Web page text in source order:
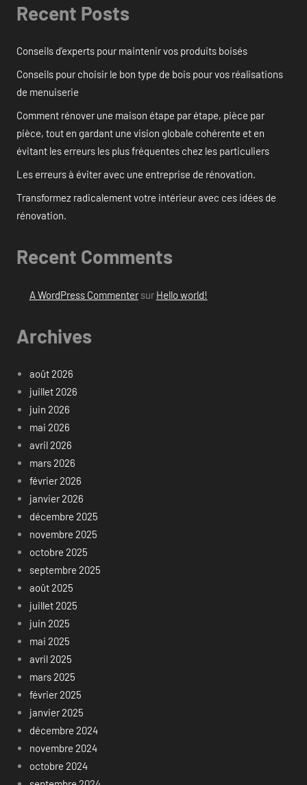
Recent Posts
Conseils d’experts pour maintenir vos produits boisés
Conseils pour choisir le bon type de bois pour vos réalisations
de menuiserie
Comment rénover une maison étape par étape, pièce par
pièce, tout en gardant une vision globale cohérente et en
évitant les erreurs les plus fréquentes chez les particuliers
Les erreurs à éviter avec une entreprise de rénovation.
Transformez radicalement votre intérieur avec ces idées de
rénovation.
Recent Comments
A WordPress Commentersur Hello world!
Archives
août 2026
juillet 2026
juin 2026
mai 2026
avril 2026
mars 2026
février 2026
janvier 2026
décembre 2025
novembre 2025
octobre 2025
septembre 2025
août 2025
juillet 2025
juin 2025
mai 2025
avril 2025
mars 2025
février 2025
janvier 2025
décembre 2024
novembre 2024
octobre 2024